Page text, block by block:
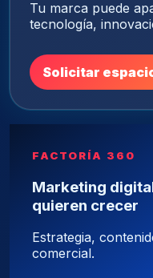
Tu marca puede
tecnología,
Solicitar
FACTORÍA 360
Marketing
quieren crecer
Estrategia,
comercial.